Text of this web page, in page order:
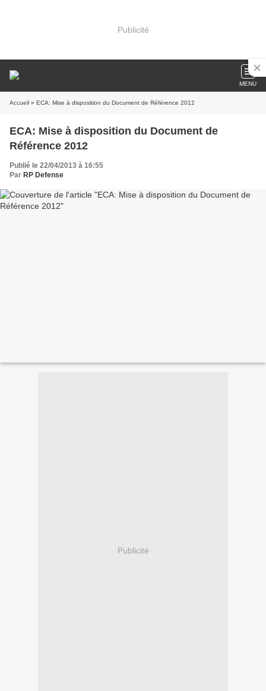
Publicité
MENU
Accueil » ECA: Mise à disposition du Document de Référence 2012
ECA: Mise à disposition du Document de
Référence 2012
Publié le 22/04/2013 à 16:55
Par RP Defense
Publicité